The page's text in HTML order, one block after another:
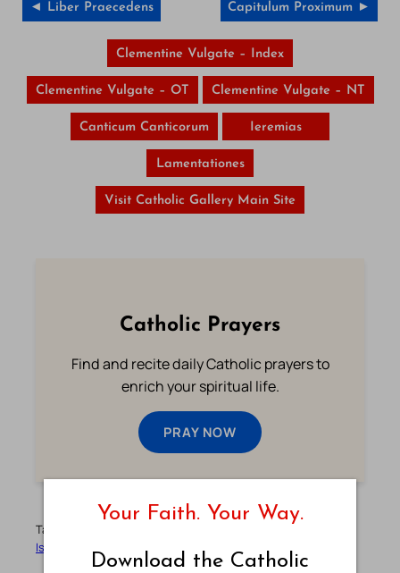
◄ Liber Praecedens Capitulum Proximum ►
Clementine Vulgate – Index
Clementine Vulgate – OT Clementine Vulgate – NT
Canticum Canticorum Ieremias
Lamentationes
Visit Catholic Gallery Main Site
Catholic Prayers
Find and recite daily Catholic prayers to
enrich your spiritual life.
PRAY NOW
Tags:
Isaias
Old Testament Vulgate
Your Faith. Your Way.
Download the Catholic